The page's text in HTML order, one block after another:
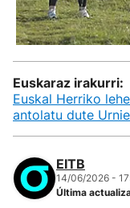
Euskaraz irakurri:
Euskal Herriko
antolatu dute
EITB
14/06/2026 -
Última